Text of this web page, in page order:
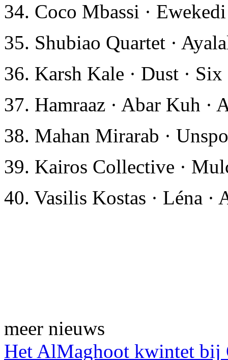
34. Coco Mbassi ·
35. Shubiao Quartet ·
36. Karsh Kale · Dust · Six
37. Hamraaz · Abar Kuh ·
38. Mahan Mirarab ·
39. Kairos Collective ·
40. Vasilis Kostas · Léna ·
meer nieuws
Het AlMaghoot kwintet bij